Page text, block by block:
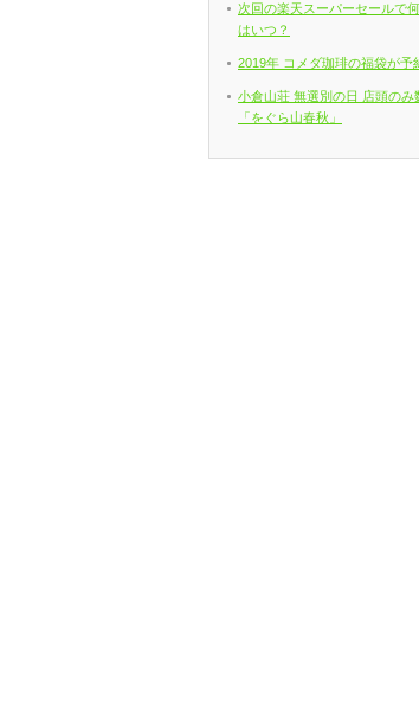
次回の楽天スーパーセールで
はいつ？
2019年 コメダ珈琲の福袋が予
小倉山荘 無選別の日 店頭のみ
「をぐら山春秋」